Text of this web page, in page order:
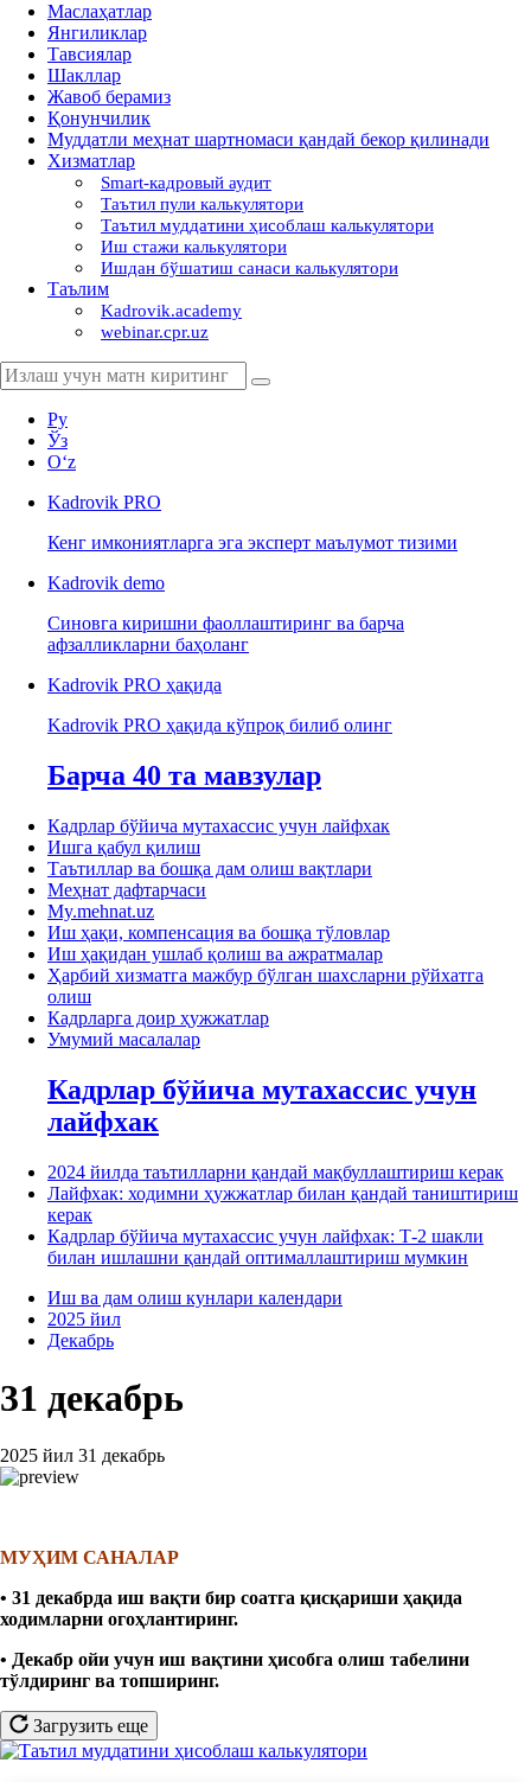
Маслаҳатлар
Янгиликлар
Тавсиялар
Шакллар
Жавоб берамиз
Қонунчилик
Муддатли меҳнат шартномаси қандай бекор қилинади
Хизматлар
Smart-кадровый аудит
Таътил пули калькулятори
Таътил муддатини ҳисоблаш калькулятори
Иш стажи калькулятори
Ишдан бўшатиш санаси калькулятори
Таълим
Kadrovik.academy
webinar.cpr.uz
Ру
Ўз
Oʻz
Kadrovik PRO
Кенг имкониятларга эга эксперт маълумот тизими
Kadrovik demo
Синовга киришни фаоллаштиринг ва барча
афзалликларни баҳоланг
Kadrovik PRO ҳақида
Kadrovik PRO ҳақида кўпроқ билиб олинг
Барча 40 та мавзулар
Кадрлар бўйича мутахассис учун лайфхак
Ишга қабул қилиш
Таътиллар ва бошқа дам олиш вақтлари
Меҳнат дафтарчаси
My.mehnat.uz
Иш ҳақи, компенсация ва бошқа тўловлар
Иш ҳақидан ушлаб қолиш ва ажратмалар
Ҳарбий хизматга мажбур бўлган шахсларни рўйхатга
олиш
Кадрларга доир ҳужжатлар
Умумий масалалар
Кадрлар бўйича мутахассис учун
лайфхак
2024 йилда таътилларни қандай мақбуллаштириш керак
Лайфхак: ходимни ҳужжатлар билан қандай таништириш
керак
Кадрлар бўйича мутахассис учун лайфхак: Т-2 шакли
билан ишлашни қандай оптималлаштириш мумкин
Иш ва дам олиш кунлари календари
2025 йил
Декабрь
31 декабрь
2025 йил 31 декабрь
МУҲИМ САНАЛАР
• 31 декабрда иш вақти бир соатга қисқариши ҳақида
ходимларни огоҳлантиринг.
• Декабр ойи учун иш вақтини ҳисобга олиш табелини
тўлдиринг ва топширинг.
Загрузить еще